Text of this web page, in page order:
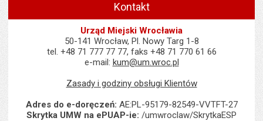
Kontakt
Urząd Miejski Wrocławia
50-141 Wrocław, Pl. Nowy Targ 1-8
tel. +48 71 777 77 77, faks +48 71 770 61 66
e-mail: kum@um.wroc.pl
Zasady i godziny obsługi Klientów
Adres do e-doręczeń: AE:PL-95179-82549-VVTFT-27
Skrytka UMW na ePUAP-ie: /umwroclaw/SkrytkaESP